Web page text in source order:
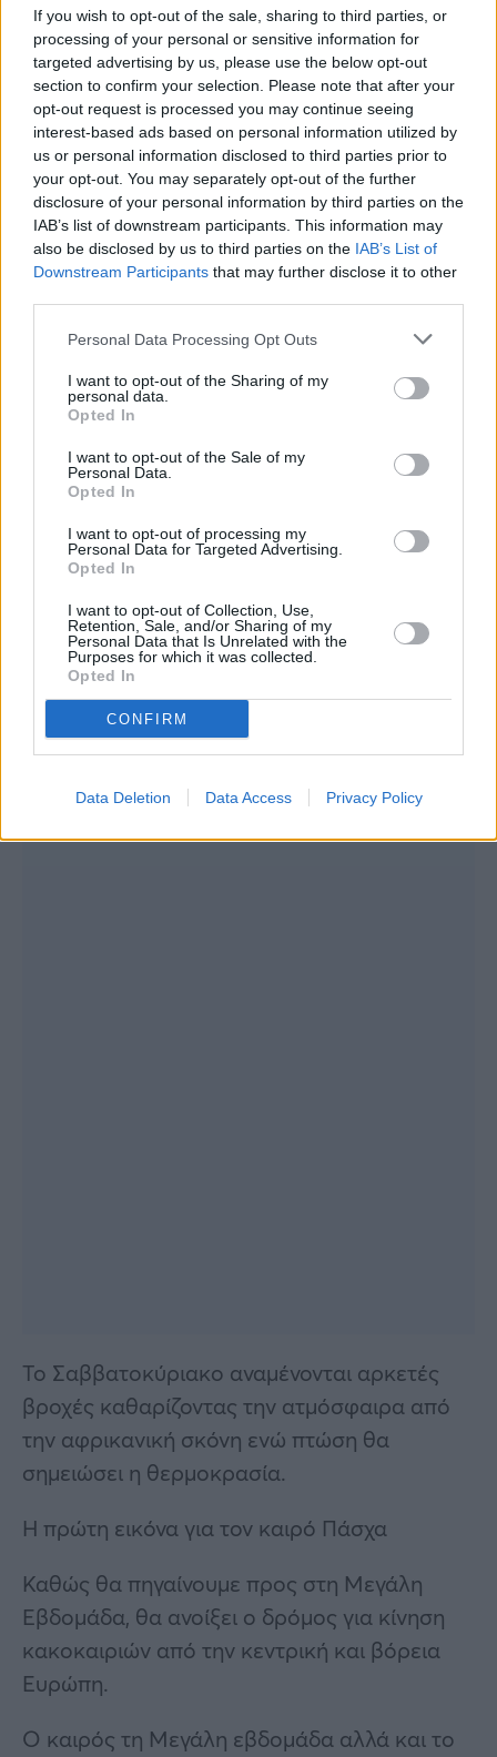
If you wish to opt-out of the sale, sharing to third parties, or
processing of your personal or sensitive information for
targeted advertising by us, please use the below opt-out
section to confirm your selection. Please note that after your
opt-out request is processed you may continue seeing
interest-based ads based on personal information utilized by
us or personal information disclosed to third parties prior to
your opt-out. You may separately opt-out of the further
disclosure of your personal information by third parties on the
IAB’s list of downstream participants. This information may
also be disclosed by us to third parties on the IAB’s List of
Downstream Participants that may further disclose it to other
Personal Data Processing Opt Outs
I want to opt-out of the Sharing of my
personal data.
Opted In
I want to opt-out of the Sale of my
Personal Data.
Opted In
I want to opt-out of processing my
Personal Data for Targeted Advertising.
Opted In
I want to opt-out of Collection, Use,
Retention, Sale, and/or Sharing of my
Personal Data that Is Unrelated with the
Purposes for which it was collected.
Opted In
CONFIRM
Data Deletion Data Access Privacy Policy
Τις δύο αυτές ημέρες (Τρίτη και Τετάρτη) στη
χώρα μας αναμένονται έντονες λασποβροχές
κυρίως στα δυτικά, κεντρικά και βόρεια
τμήματα.
Η σκόνη θα επιμένει σε μεγάλες
συγκεντρώσεις και πυκνότητες λόγω της
μέτριας έντασης των ανέμων δημιουργώντας
προβλήματα στην ορατότητα.
Συνεντεύξεις 18/11/2025
Δήμητρα Δερζέκου: «Λέω τη δική μου
αλήθεια»
Συνεντεύξεις 18/11/2025
Τζεφ Μοντάνα: «Κανένας δεν μπορεί
Το Σαββατοκύριακο αναμένονται αρκετές
βροχές καθαρίζοντας την ατμόσφαιρα από
την αφρικανική σκόνη ενώ πτώση θα
σημειώσει η θερμοκρασία.
Η πρώτη εικόνα για τον καιρό Πάσχα
Καθώς θα πηγαίνουμε προς στη Μεγάλη
Εβδομάδα, θα ανοίξει ο δρόμος για κίνηση
κακοκαιριών από την κεντρική και βόρεια
Ευρώπη.
Ο καιρός τη Mεγάλη εβδομάδα αλλά και το